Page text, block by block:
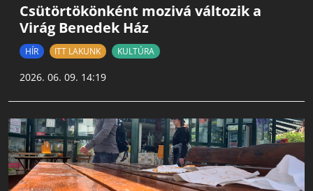
Csütörtökönként mozivá változik a
Virág Benedek Ház
HÍR ITT LAKUNK KULTÚRA
2026. 06. 09. 14:19